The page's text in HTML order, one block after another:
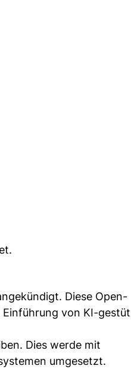
Diese Open-
von KI-
Dies werde mit
umgesetzt.